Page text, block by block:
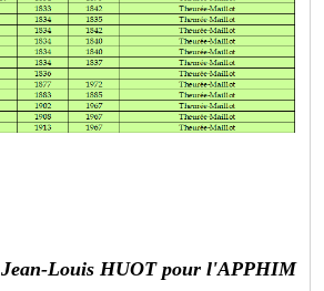
Jean-Louis HUOT pour l'APPHIM